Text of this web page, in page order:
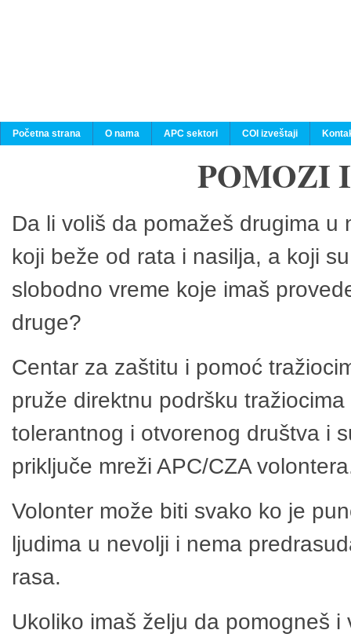
Početna strana O nama APC sektori COI izveštaji
POMOZI
Da li voliš da pomažeš drugima
koji beže od rata i nasilja, a koji
slobodno vreme koje imaš
druge?
Centar za zaštitu i pomoć
pruže direktnu podršku
tolerantnog i otvorenog društva i
priključe mreži APC/CZA
Volonter može biti svako ko je
ljudima u nevolji i nema
rasa.
Ukoliko imaš želju da pomogneš